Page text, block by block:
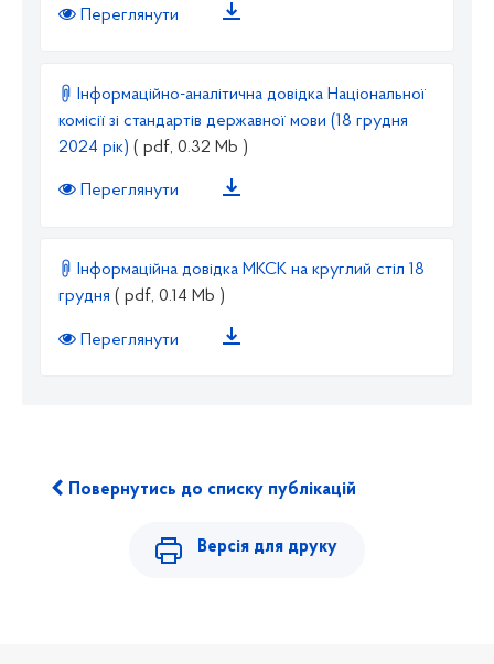
Переглянути
Інформаційно-аналітична довідка Національної
комісії зі стандартів державної мови (18 грудня
2024 рік) ( pdf, 0.32 Mb )
Переглянути
Інформаційна довідка МКСК на круглий стіл 18
грудня ( pdf, 0.14 Mb )
Переглянути
Повернутись до списку публікацій
Версія для друку